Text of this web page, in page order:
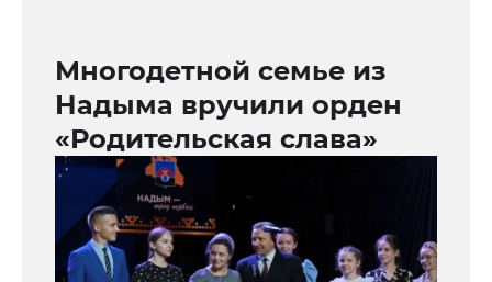
Многодетной семье из
Надыма вручили орден
«Родительская слава»